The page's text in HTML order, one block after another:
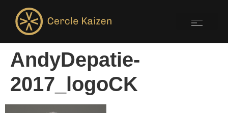
AndyDepatie-
2017_logoCK